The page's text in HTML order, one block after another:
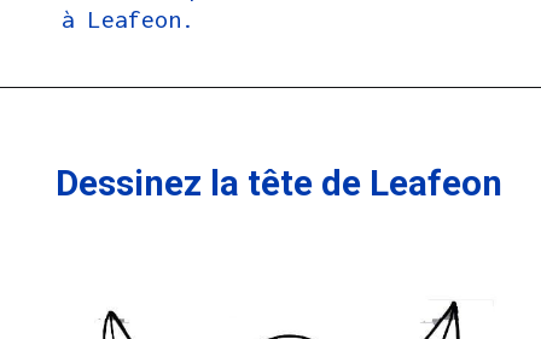
à Leafeon.
Dessinez la tête de Leafeon